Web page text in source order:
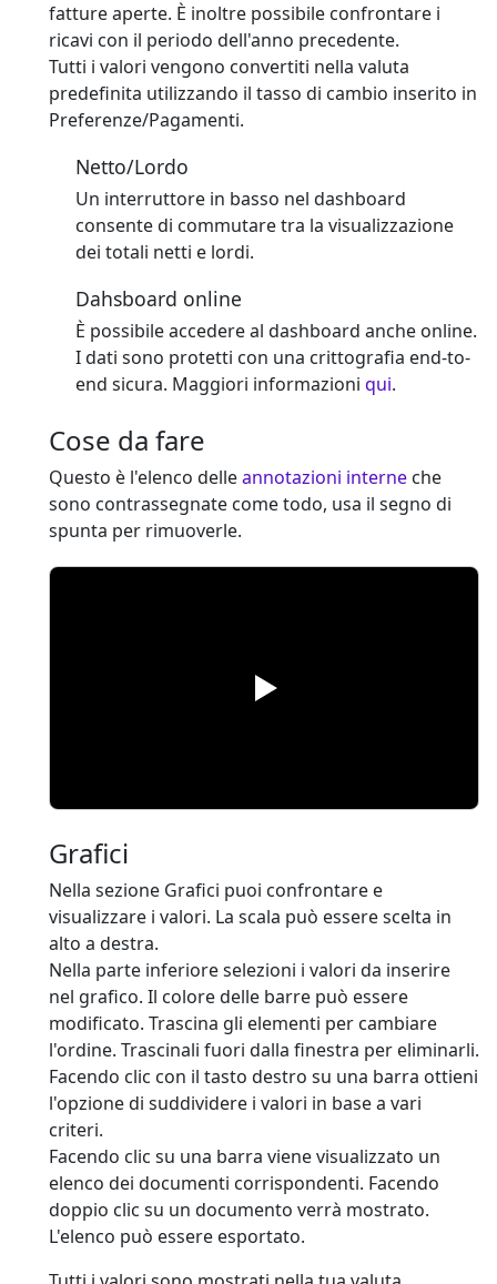
fatture aperte. È inoltre possibile confrontare i
ricavi con il periodo dell'anno precedente.
Tutti i valori vengono convertiti nella valuta
predefinita utilizzando il tasso di cambio inserito in
Preferenze/Pagamenti.
Netto/Lordo
Un interruttore in basso nel dashboard
consente di commutare tra la visualizzazione
dei totali netti e lordi.
Dahsboard online
È possibile accedere al dashboard anche online.
I dati sono protetti con una crittografia end-to-
end sicura. Maggiori informazioni qui.
Cose da fare
Questo è l'elenco delleannotazioni interne che
sono contrassegnate come todo, usa il segno di
spunta per rimuoverle.
Grafici
Nella sezione Grafici puoi confrontare e
visualizzare i valori. La scala può essere scelta in
alto a destra.
Nella parte inferiore selezioni i valori da inserire
nel grafico. Il colore delle barre può essere
modificato. Trascina gli elementi per cambiare
l'ordine. Trascinali fuori dalla finestra per eliminarli.
Facendo clic con il tasto destro su una barra ottieni
l'opzione di suddividere i valori in base a vari
criteri.
Facendo clic su una barra viene visualizzato un
elenco dei documenti corrispondenti. Facendo
doppio clic su un documento verrà mostrato.
L'elenco può essere esportato.